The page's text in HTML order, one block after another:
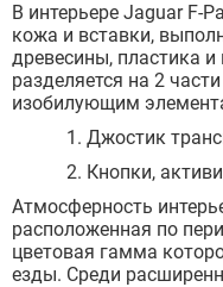
В интерьере Jaguar F-
кожа и вставки,
древесины, пластика
разделяется на 2
изобилующим
Джостик
Кнопки,
Атмосферность
расположенная по
цветовая гамма
езды. Среди